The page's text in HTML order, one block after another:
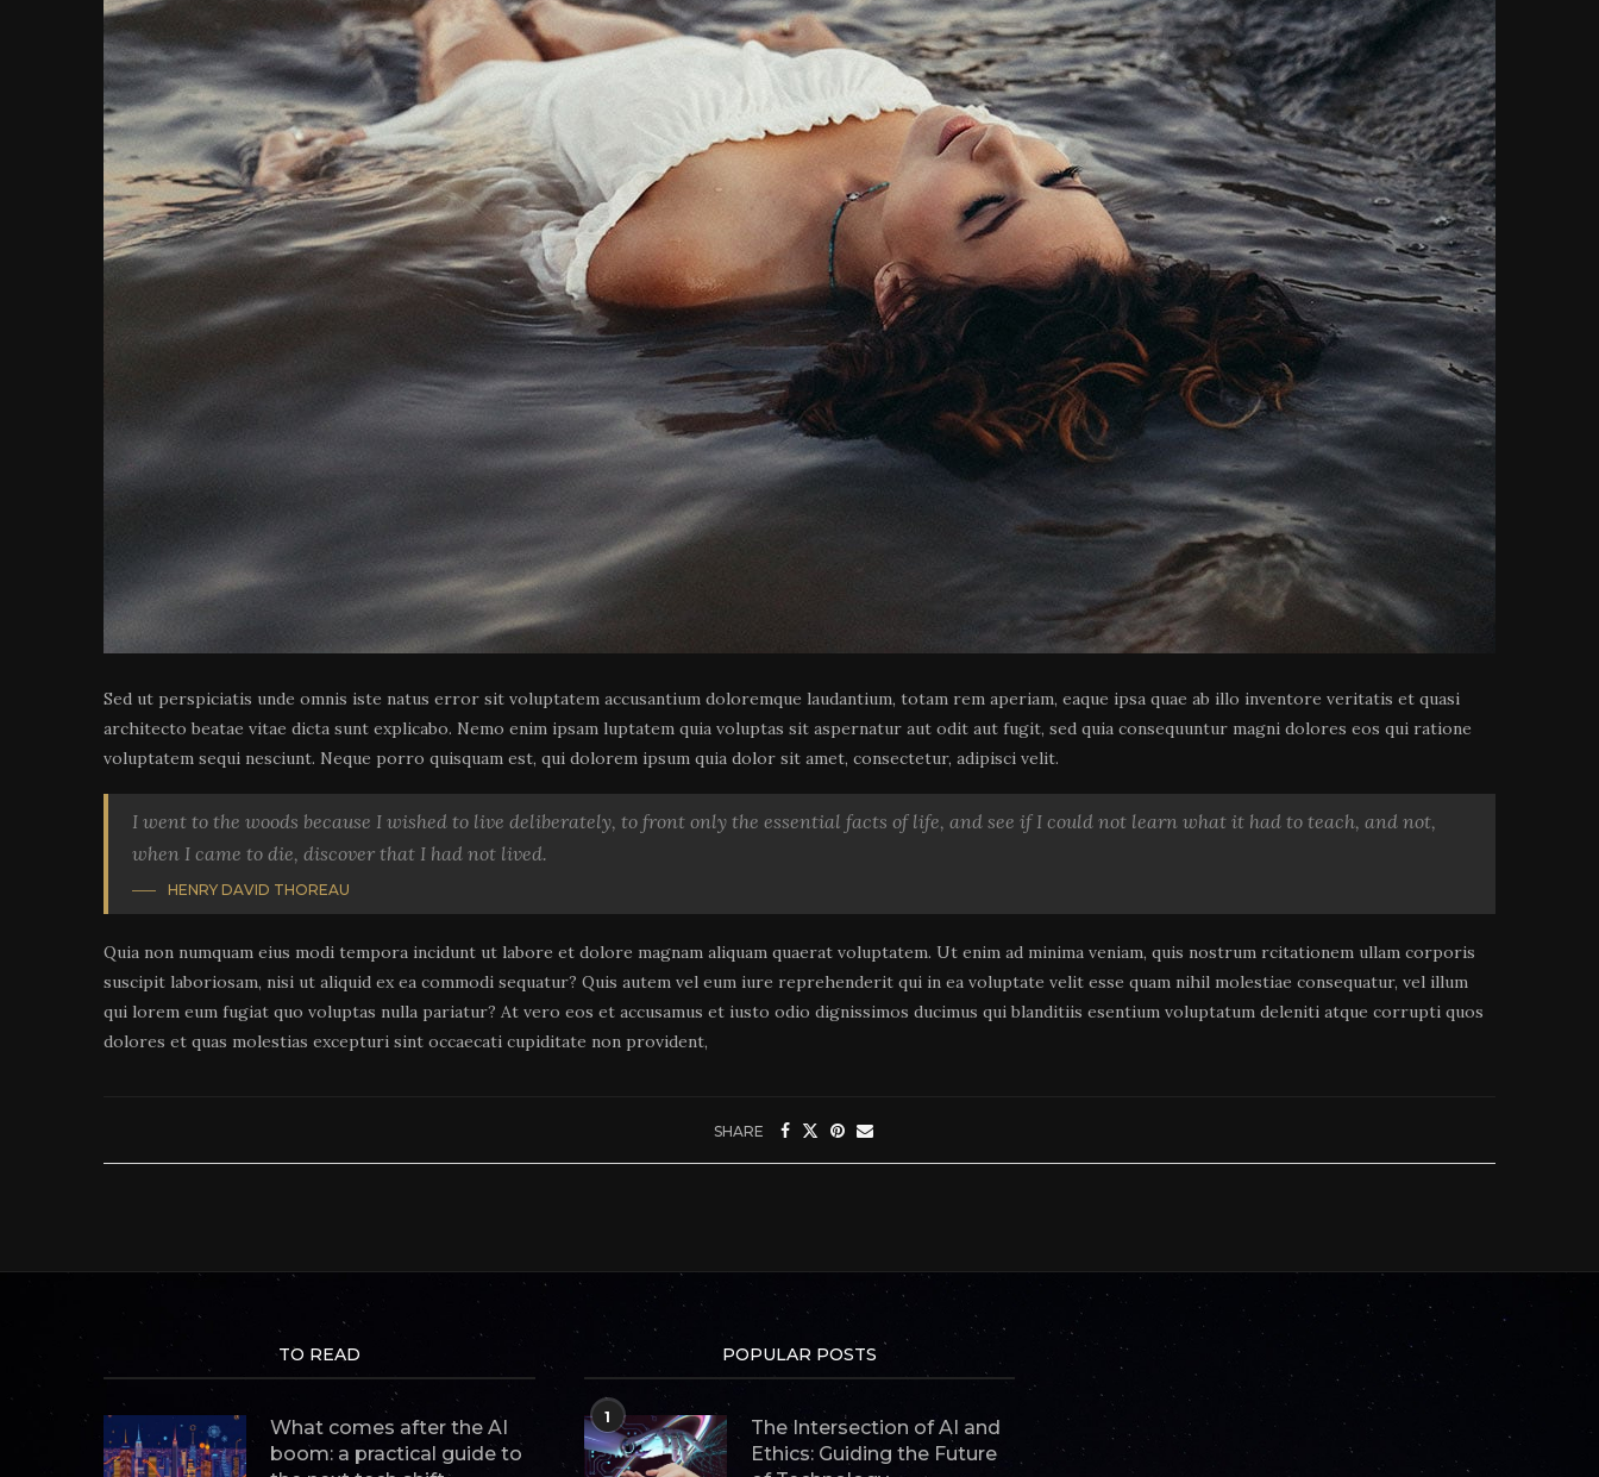
Sed ut perspiciatis unde omnis iste natus error sit voluptatem accusantium doloremque laudantium, totam rem aperiam, eaque ipsa quae ab illo inventore veritatis et quasi
architecto beatae vitae dicta sunt explicabo. Nemo enim ipsam luptatem quia voluptas sit aspernatur aut odit aut fugit, sed quia consequuntur magni dolores eos qui ratione
voluptatem sequi nesciunt. Neque porro quisquam est, qui dolorem ipsum quia dolor sit amet, consectetur, adipisci velit.
I went to the woods because I wished to live deliberately, to front only the essential facts of life, and see if I could not learn what it had to teach, and not,
when I came to die, discover that I had not lived.
HENRY DAVID THOREAU
Quia non numquam eius modi tempora incidunt ut labore et dolore magnam aliquam quaerat voluptatem. Ut enim ad minima veniam, quis nostrum rcitationem ullam corporis
suscipit laboriosam, nisi ut aliquid ex ea commodi sequatur? Quis autem vel eum iure reprehenderit qui in ea voluptate velit esse quam nihil molestiae consequatur, vel illum
qui lorem eum fugiat quo voluptas nulla pariatur? At vero eos et accusamus et iusto odio dignissimos ducimus qui blanditiis esentium voluptatum deleniti atque corrupti quos
dolores et quas molestias excepturi sint occaecati cupiditate non provident,
SHARE
TO READ
What comes after the AI
boom: a practical guide to
POPULAR POSTS
1
The Intersection of AI and
Ethics: Guiding the Future